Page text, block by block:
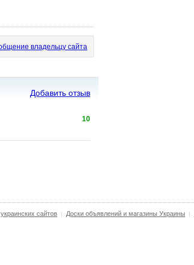
владельцу сайта
Добавить отзыв
10
украинских сайтов | Доски объявлений и магазины Украины |